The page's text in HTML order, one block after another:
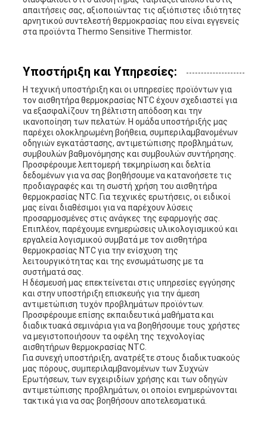
απαιτήσεις σας, αξιοποιώντας τις αξιόπιστες ιδιότητες
αρνητικού συντελεστή θερμοκρασίας που είναι εγγενείς
στα προϊόντα Thermo Sensitive Thermistor.
Υποστήριξη και Υπηρεσίες:
Η τεχνική υποστήριξη και οι υπηρεσίες προϊόντων για
τον αισθητήρα θερμοκρασίας NTC έχουν σχεδιαστεί για
να εξασφαλίζουν τη βέλτιστη απόδοση και την
ικανοποίηση των πελατών. Η ομάδα υποστήριξής μας
παρέχει ολοκληρωμένη βοήθεια, συμπεριλαμβανομένων
οδηγιών εγκατάστασης, αντιμετώπισης προβλημάτων,
συμβουλών βαθμονόμησης και συμβουλών συντήρησης.
Προσφέρουμε λεπτομερή τεκμηρίωση και δελτία
δεδομένων για να σας βοηθήσουμε να κατανοήσετε τις
προδιαγραφές και τη σωστή χρήση του αισθητήρα
θερμοκρασίας NTC. Για τεχνικές ερωτήσεις, οι ειδικοί
μας είναι διαθέσιμοι για να παρέχουν λύσεις
προσαρμοσμένες στις ανάγκες της εφαρμογής σας.
Επιπλέον, παρέχουμε ενημερώσεις υλικολογισμικού και
εργαλεία λογισμικού συμβατά με τον αισθητήρα
θερμοκρασίας NTC για την ενίσχυση της
λειτουργικότητας και της ενσωμάτωσης με τα
συστήματά σας.
Η δέσμευσή μας επεκτείνεται στις υπηρεσίες εγγύησης
και στην υποστήριξη επισκευής για την άμεση
αντιμετώπιση τυχόν προβλημάτων προϊόντων.
Προσφέρουμε επίσης εκπαιδευτικά μαθήματα και
διαδικτυακά σεμινάρια για να βοηθήσουμε τους χρήστες
να μεγιστοποιήσουν τα οφέλη της τεχνολογίας
αισθητήρων θερμοκρασίας NTC.
Για συνεχή υποστήριξη, ανατρέξτε στους διαδικτυακούς
μας πόρους, συμπεριλαμβανομένων των Συχνών
Ερωτήσεων, των εγχειριδίων χρήσης και των οδηγών
αντιμετώπισης προβλημάτων, οι οποίοι ενημερώνονται
τακτικά για να σας βοηθήσουν αποτελεσματικά.